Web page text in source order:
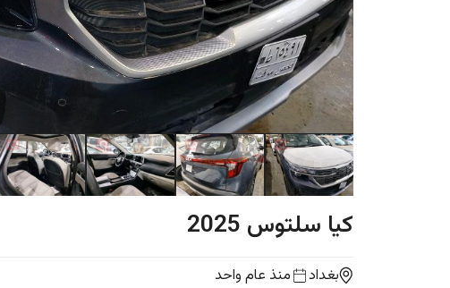
كيا سلتوس 2025
بغداد منذ عام واحد